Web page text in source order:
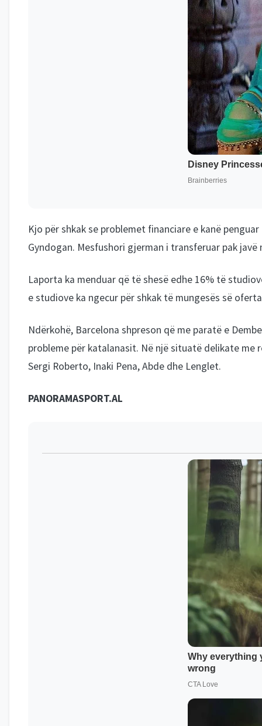
Kjo për shkak se problemet financiare e kanë
Gyndogan. Mesfushori gjerman i transferuar pak
Laporta ka menduar që të shesë edhe 16% të
e studiove ka ngecur për shkak të mungesës së
Ndërkohë, Barcelona shpreson që me paratë e
probleme për katalanasit. Në një situatë delikate me
Sergi Roberto, Inaki Pena, Abde dhe Lenglet.
PANORAMASPORT.AL